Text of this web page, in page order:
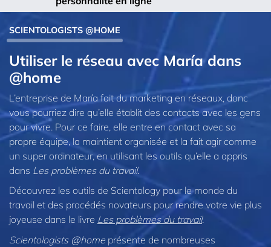
SCIENTOLOGISTS @HOME
Utiliser le réseau avec María dans
@home
L’entreprise de María fait du marketing en réseaux, donc
vous pourriez dire qu’elle établit des contacts avec les gens
pour vivre. Pour ce faire, elle entre en contact avec sa
propre équipe, la maintient organisée et la fait agir comme
un super ordinateur, en utilisant les outils qu’elle a appris
dans Les problèmes du travail.
Découvrez les outils de Scientology pour le monde du
travail et des procédés novateurs pour rendre votre vie plus
joyeuse dans le livre Les problèmes du travail.
Scientologists @home présente de nombreuses